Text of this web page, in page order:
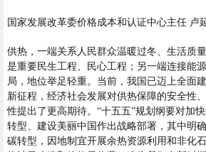
国家发展改革委价格成本和认证中心主任 卢
供热，一端关系人民群众温暖过冬、生活质
是重要民生工程、民心工程；另一端连接能
局，地位举足轻重。当前，我国已迈上全面
新征程，经济社会发展对供热保障的安全性
性提出了更高期待。“十五五”规划纲要对加
转型、建设美丽中国作出战略部署，其中明
碳转型，因地制宜开展余热资源利用和非化